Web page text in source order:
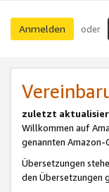
Anmelden oder
zuletzt
Willkommen auf
genannten Amazon-
Übersetzungen
den Übersetzungen